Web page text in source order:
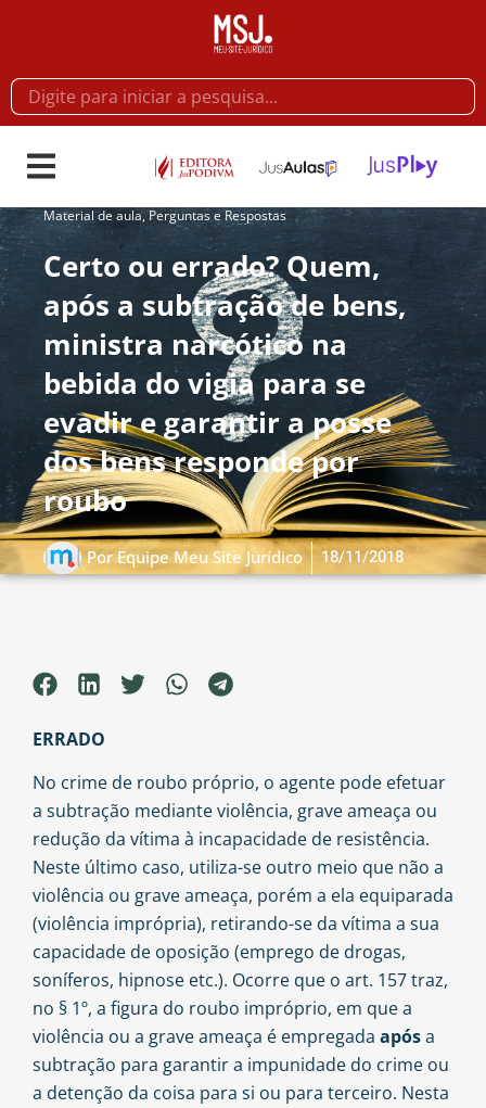
Material de aula,Perguntas e Respostas
Certo ou errado? Quem,
após a subtração de bens,
ministra narcótico na
bebida do vigia para se
evadir e garantir a posse
dos bens responde por
roubo
PorEquipe Meu Site Jurídico 18/11/2018
ERRADO
No crime de roubo próprio, o agente pode efetuar
a subtração mediante violência, grave ameaça ou
redução da vítima à incapacidade de resistência.
Neste último caso, utiliza-se outro meio que não a
violência ou grave ameaça, porém a ela equiparada
(violência imprópria), retirando-se da vítima a sua
capacidade de oposição (emprego de drogas,
soníferos, hipnose etc.). Ocorre que o art. 157 traz,
no § 1º, a figura do roubo impróprio, em que a
violência ou a grave ameaça é empregada apósa
subtração para garantir a impunidade do crime ou
a detenção da coisa para si ou para terceiro. Nesta